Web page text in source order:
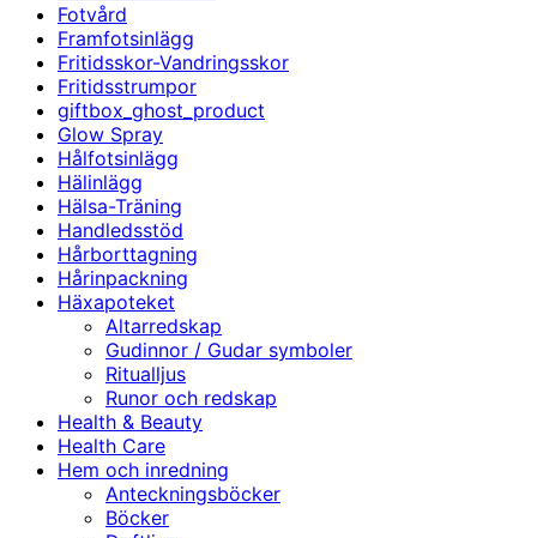
Fotvård
Framfotsinlägg
Fritidsskor-Vandringsskor
Fritidsstrumpor
giftbox_ghost_product
Glow Spray
Hålfotsinlägg
Hälinlägg
Hälsa-Träning
Handledsstöd
Hårborttagning
Hårinpackning
Häxapoteket
Altarredskap
Gudinnor / Gudar symboler
Ritualljus
Runor och redskap
Health & Beauty
Health Care
Hem och inredning
Anteckningsböcker
Böcker